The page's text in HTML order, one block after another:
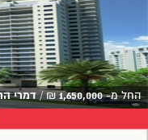
החל מ-1,650,000
₪
/דמרי